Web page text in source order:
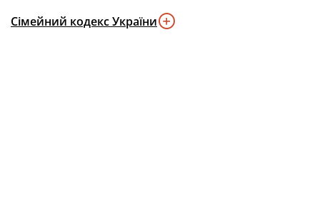
Сімейний кодекс України